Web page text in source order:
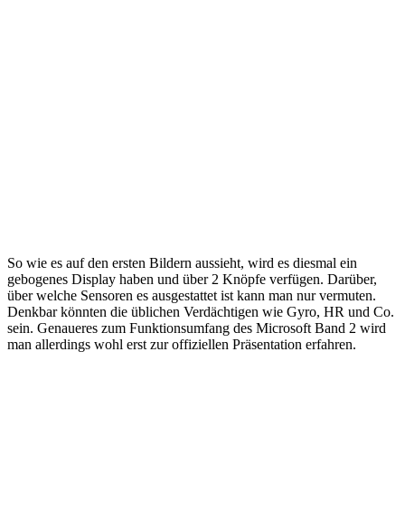
So wie es auf den ersten Bildern aussieht, wird es diesmal ein
gebogenes Display haben und über 2 Knöpfe verfügen. Darüber,
über welche Sensoren es ausgestattet ist kann man nur vermuten.
Denkbar könnten die üblichen Verdächtigen wie Gyro, HR und Co.
sein. Genaueres zum Funktionsumfang des Microsoft Band 2 wird
man allerdings wohl erst zur offiziellen Präsentation erfahren.